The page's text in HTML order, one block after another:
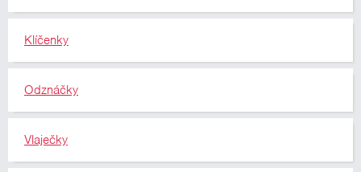
Klíčenky
Odznáčky
Vlaječky